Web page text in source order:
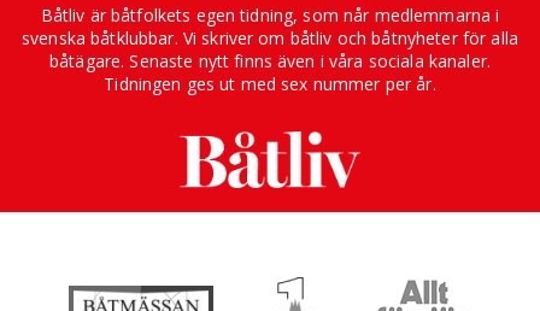
Båtliv är båtfolkets egen tidning, som når medlemmarna i
svenska båtklubbar. Vi skriver om båtliv och båtnyheter för alla
båtägare. Senaste nytt finns även i våra sociala kanaler.
Tidningen ges ut med sex nummer per år.